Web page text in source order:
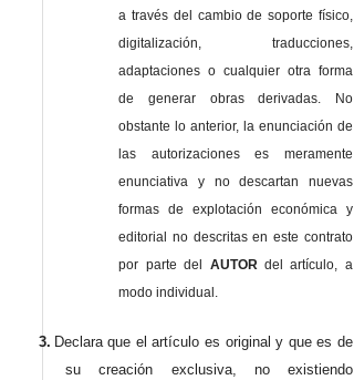
a través del cambio de soporte físico,
digitalización, traducciones,
adaptaciones o cualquier otra forma
de generar obras derivadas. No
obstante lo anterior, la enunciación de
las autorizaciones es meramente
enunciativa y no descartan nuevas
formas de explotación económica y
editorial no descritas en este contrato
por parte del AUTOR del artículo, a
modo individual.
3. Declara que el artículo es original y que es de
su creación exclusiva, no existiendo